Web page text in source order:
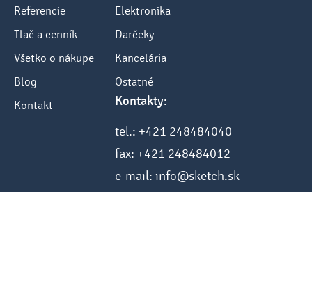
Referencie
Tlač a cenník
Všetko o nákupe
Blog
Kontakt
Elektronika
Darčeky
Kancelária
Ostatné
Kontakty:
tel.: +421 248484040
fax: +421 248484012
e-mail: info@sketch.sk